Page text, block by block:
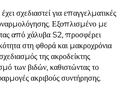
σχεδιαστεί για επαγγελματικές
Εξοπλισμένο με
από χάλυβα S2, προσφέρει
στη φθορά και μακροχρόνια
της ακροδείκτης
των βιδών, καθιστώντας το
ακριβούς συντήρησης.